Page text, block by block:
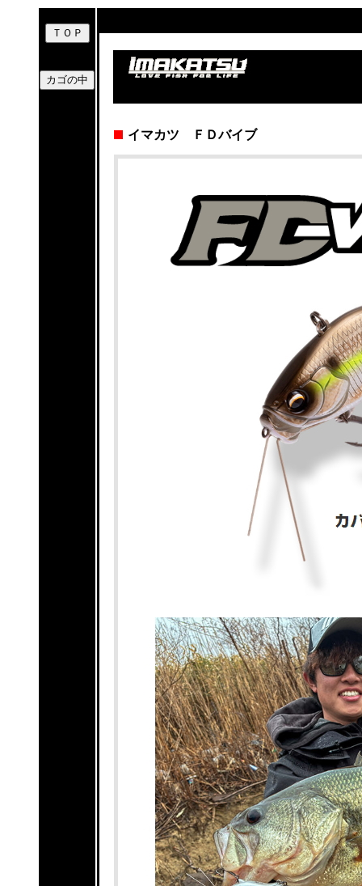
イマカツ ＦＤバイブ